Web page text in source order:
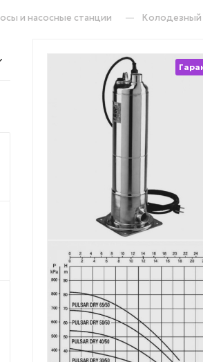
и насосные станции — Колодезный